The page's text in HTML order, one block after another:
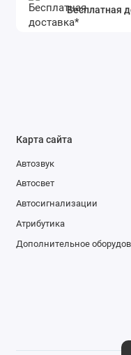
Бесплатная
Карта сайта
Автозвук
Автосвет
Автосигнализации
Атрибутика
Дополнительное